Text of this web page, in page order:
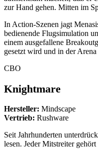
zur Hand gehen. Mitten im
In Action-Szenen jagt
bedienende Flugsimulation
einem ausgefallene
gesetzt wird und in der
CBO
Knightmare
Hersteller: Mindscape
Vertrieb: Rushware
Seit Jahrhunderten
lesen. Jeder Mitstreiter